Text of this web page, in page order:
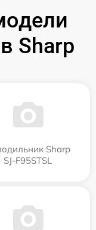
Sharp
Sharp
SJ-F95STSL